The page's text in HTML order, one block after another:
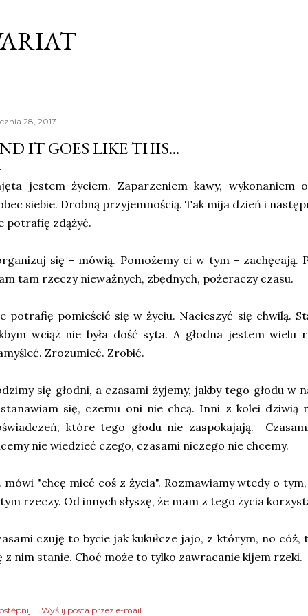
28, 2017
IT GOES LIKE THIS...
jestem życiem. Zaparzeniem kawy, wykonaniem
siebie. Drobną przyjemnością. Tak mija dzień i
potrafię zdążyć.
się - mówią. Pomożemy ci w tym - zachęcają.
tam rzeczy nieważnych, zbędnych, pożeraczy czasu.
potrafię pomieścić się w życiu. Nacieszyć się chwilą.
wciąż nie była dość syta. A głodna jestem wielu
Zrozumieć. Zrobić.
się głodni, a czasami żyjemy, jakby tego głodu w
się, czemu oni nie chcą. Inni z kolei dziwią
które tego głodu nie zaspokajają.
nie wiedzieć czego, czasami niczego nie chcemy.
mówi "chcę mieć coś z życia". Rozmawiamy wtedy o
rzeczy. Od innych słyszę, że mam z tego życia
czuję to bycie jak kukułcze jajo, z którym, no
z nim stanie. Choć może to tylko zawracanie kijem rzeki.
Wyślij posta przez e-mail